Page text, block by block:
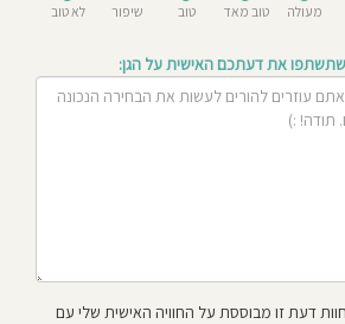
מעולה טוב מאד טוב
שיפור
לא טוב
את דעתכם האישית על הגן:
דעת זו מבוססת על החוויה האישית שלי עם